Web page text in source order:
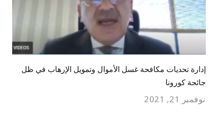
إدارة تحديات مكافحة غسل الأموال وتمويل الإرهاب في ظل
جائحة كورونا
نوفمبر 21, 2021